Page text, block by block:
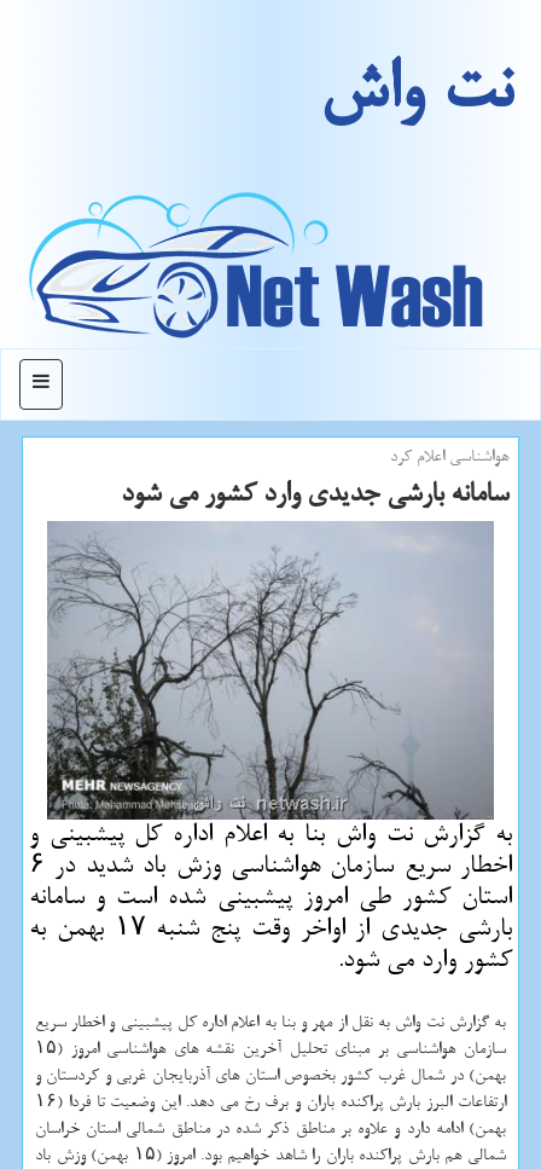
نت واش
منو
هواشناسی اعلام كرد
سامانه بارشی جدیدی وارد كشور می شود
به گزارش نت واش بنا به اعلام اداره كل پیشبینی و
اخطار سریع سازمان هواشناسی وزش باد شدید در ۶
استان كشور طی امروز پیشبینی شده است و سامانه
بارشی جدیدی از اواخر وقت پنج شنبه ۱۷ بهمن به
كشور وارد می شود.
به گزارش نت واش به نقل از مهر و بنا به اعلام اداره كل پیشبینی و اخطار سریع
سازمان هواشناسی بر مبنای تحلیل آخرین نقشه های هواشناسی امروز (۱۵
بهمن) در شمال غرب كشور بخصوص استان های آذربایجان غربی و كردستان و
ارتفاعات البرز بارش پراكنده باران و برف رخ می دهد. این وضعیت تا فردا (۱۶
بهمن) ادامه دارد و علاوه بر مناطق ذكر شده در مناطق شمالی استان خراسان
شمالی هم بارش پراكنده باران را شاهد خواهیم بود. امروز (۱۵ بهمن) وزش باد